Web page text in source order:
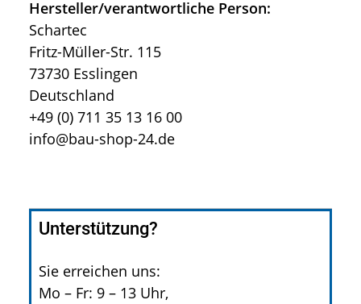
Hersteller/verantwortliche Person:
Schartec
Fritz-Müller-Str. 115
73730 Esslingen
Deutschland
+49 (0) 711 35 13 16 00
info@bau-shop-24.de
Unterstützung?
Sie erreichen uns:
Mo – Fr: 9 – 13 Uhr,